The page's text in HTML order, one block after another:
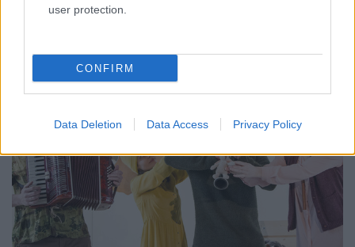
user protection.
CONFIRM
Data Deletion Data Access Privacy Policy